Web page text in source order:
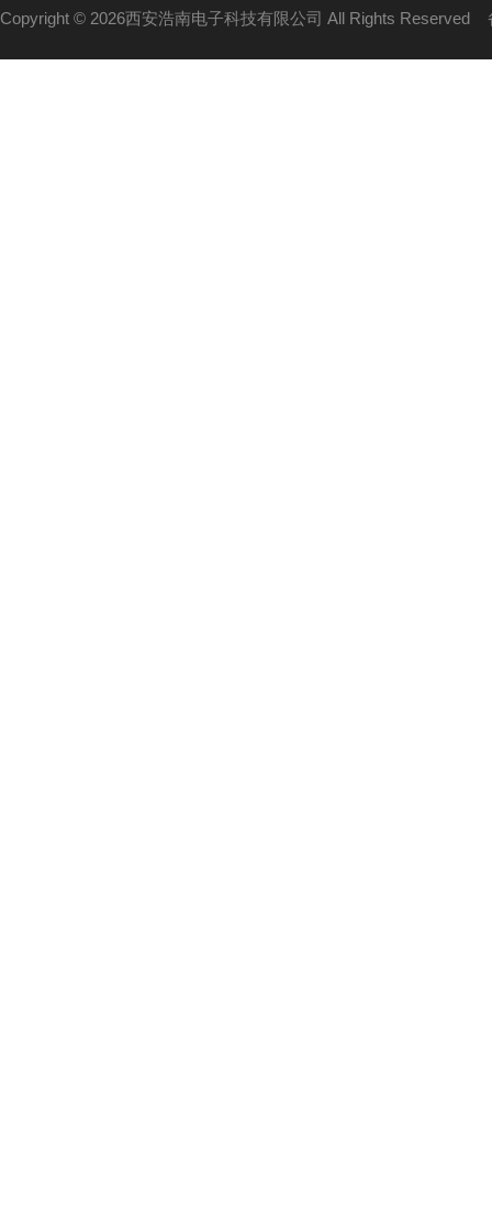
Copyright © 2026西安浩南电子科技有限公司 All Rights Reserved